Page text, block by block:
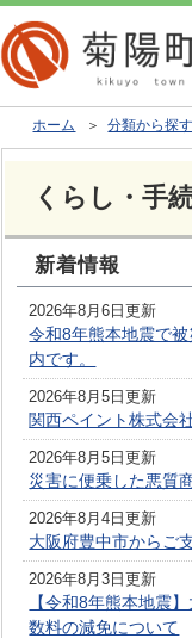
ホーム ＞分類から探す
くらし・手
新着情報
2026年8月6日更新
令和8年熊本地震で
内です。
2026年8月5日更新
関西ペイント株式会
2026年8月5日更新
災害に便乗した悪質
2026年8月4日更新
大阪府豊中市からご
2026年8月3日更新
【令和8年熊本地震
数料の減免について